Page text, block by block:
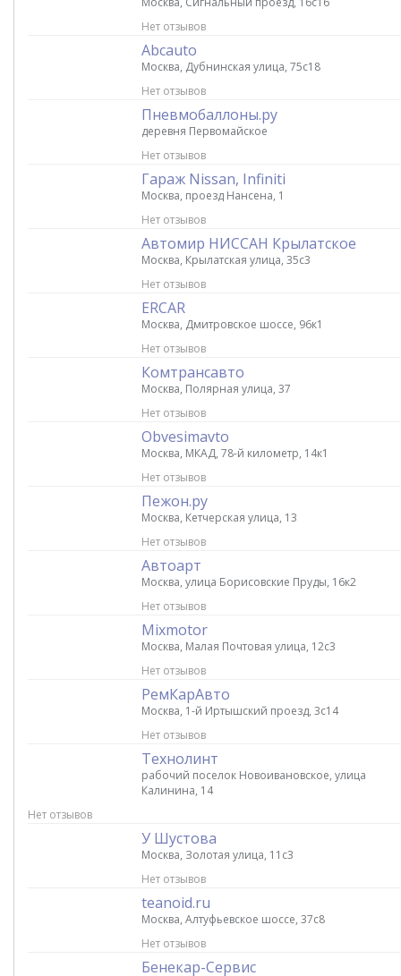
Нет отзывов
Abcauto
Москва, Дубнинская улица, 75с18
Нет отзывов
Пневмобаллоны.ру
деревня Первомайское
Нет отзывов
Гараж Nissan, Infiniti
Москва, проезд Нансена, 1
Нет отзывов
Автомир НИССАН Крылатское
Москва, Крылатская улица, 35с3
Нет отзывов
ERCAR
Москва, Дмитровское шоссе, 96к1
Нет отзывов
Комтрансавто
Москва, Полярная улица, 37
Нет отзывов
Obvesimavto
Москва, МКАД, 78-й километр, 14к1
Нет отзывов
Пежон.ру
Москва, Кетчерская улица, 13
Нет отзывов
Автоарт
Москва, улица Борисовские Пруды, 16к2
Нет отзывов
Mixmotor
Москва, Малая Почтовая улица, 12с3
Нет отзывов
РемКарАвто
Москва, 1-й Иртышский проезд, 3с14
Нет отзывов
Технолинт
рабочий поселок Новоивановское, улица
Калинина, 14
Нет отзывов
У Шустова
Москва, Золотая улица, 11с3
Нет отзывов
teanoid.ru
Москва, Алтуфьевское шоссе, 37с8
Нет отзывов
Бенекар-Сервис